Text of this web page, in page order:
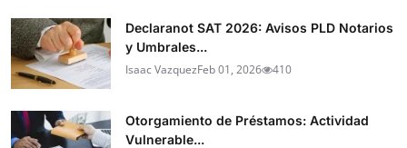
Declaranot SAT 2026: Avisos PLD Notarios
y Umbrales...
Isaac VazquezFeb 01, 2026 410
Otorgamiento de Préstamos: Actividad
Vulnerable...